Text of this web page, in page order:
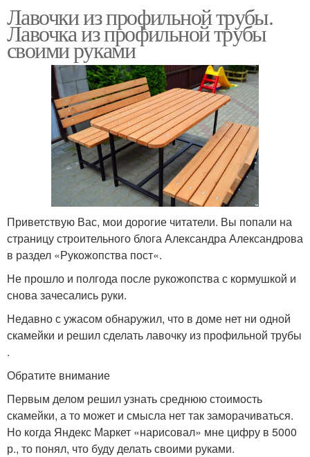
Лавочки из профильной трубы.
Лавочка из профильной трубы
своими руками
Приветствую Вас, мои дорогие читатели. Вы попали на
страницу строительного блога Александра Александрова
в раздел «Рукожопства пост«.
Не прошло и полгода после рукожопства с кормушкой и
снова зачесались руки.
Недавно с ужасом обнаружил, что в доме нет ни одной
скамейки и решил сделать лавочку из профильной трубы
.
Обратите внимание
Первым делом решил узнать среднюю стоимость
скамейки, а то может и смысла нет так заморачиваться.
Но когда Яндекс Маркет «нарисовал» мне цифру в 5000
р., то понял, что буду делать своими руками.